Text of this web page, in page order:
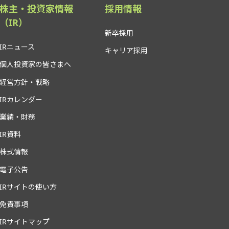
株主・投資家情報
（IR）
IRニュース
個人投資家の皆さまへ
経営方針・戦略
IRカレンダー
業績・財務
IR資料
株式情報
電子公告
IRサイトの使い方
免責事項
IRサイトマップ
採用情報
新卒採用
キャリア採用